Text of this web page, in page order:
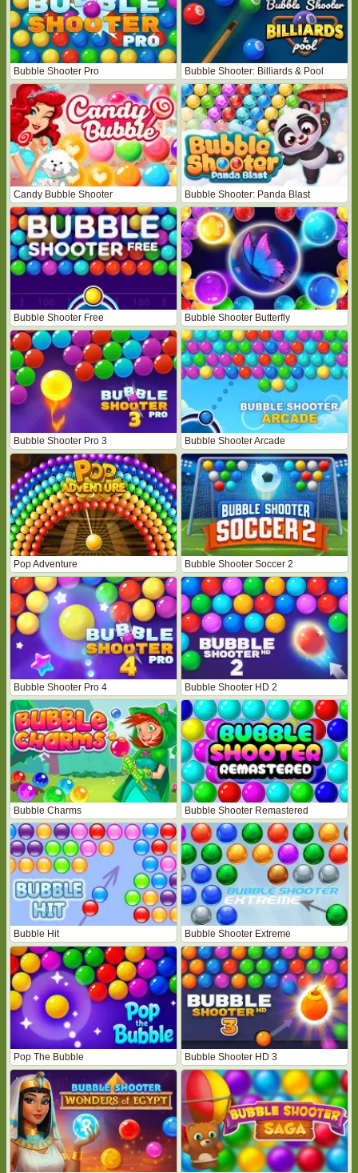
Bubble Shooter Pro Bubble Shooter: Billiards & Pool
Candy Bubble Shooter Bubble Shooter: Panda Blast
Bubble Shooter Free Bubble Shooter Butterfly
Bubble Shooter Pro 3 Bubble Shooter Arcade
Pop Adventure Bubble Shooter Soccer 2
Bubble Shooter Pro 4 Bubble Shooter HD 2
Bubble Charms Bubble Shooter Remastered
Bubble Hit Bubble Shooter Extreme
Pop The Bubble Bubble Shooter HD 3